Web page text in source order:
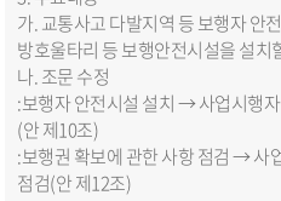
가. 교통사고 다발지역 등 보행자 안
방호울타리 등 보행안전시설을 설치
나. 조문 수정
:보행자 안전시설 설치 → 사업시행
(안 제10조)
:보행권 확보에 관한 사항 점검 → 사
점검(안 제12조)